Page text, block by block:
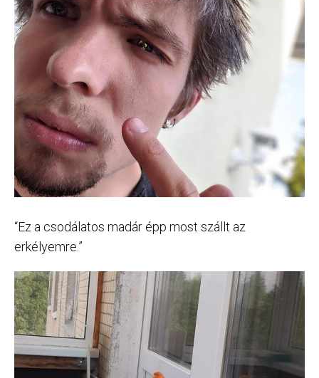
“Ez a csodálatos madár épp most szállt az
erkélyemre.”